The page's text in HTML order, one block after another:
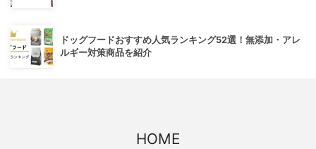
ドッグフードおすすめ人気ランキング52選！無添加・アレ
ルギー対策商品を紹介
HOME